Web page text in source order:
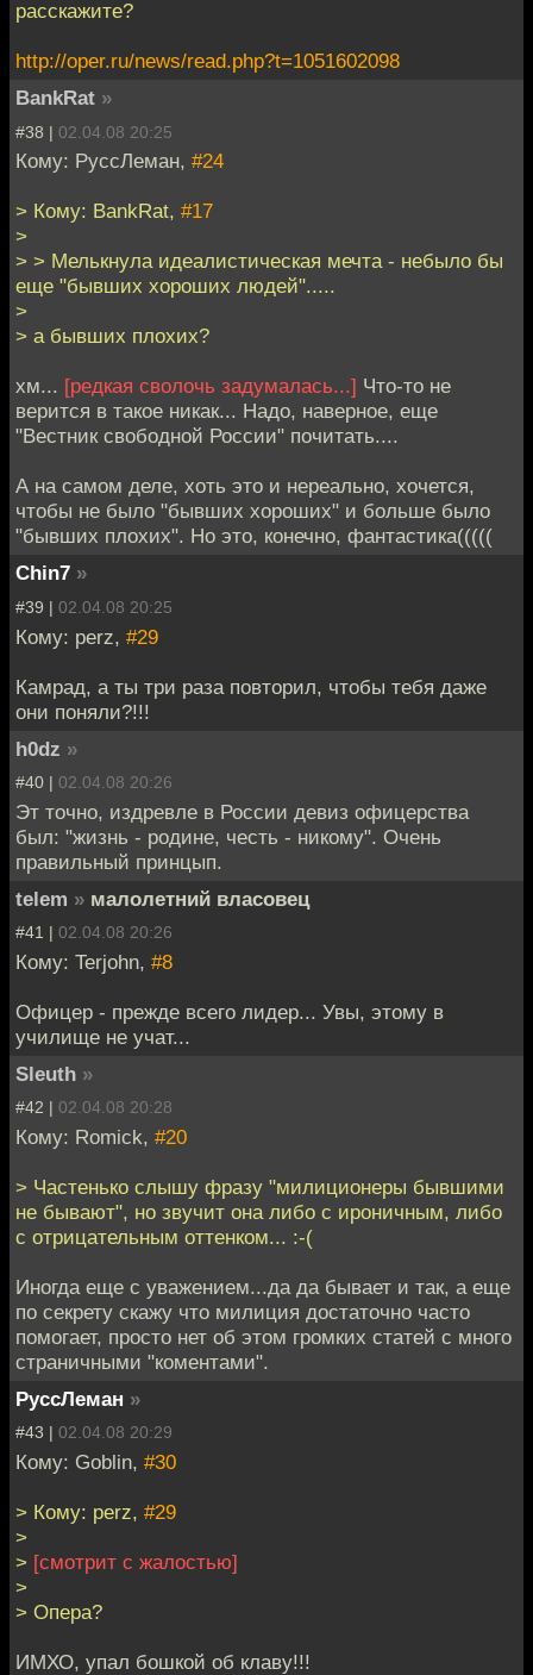
расскажите?
http://oper.ru/news/read.php?t=1051602098
BankRat »
#38 | 02.04.08 20:25
Кому: РуссЛеман, #24
> Кому: BankRat, #17
>
> > Мелькнула идеалистическая мечта - небыло бы
еще "бывших хороших людей".....
>
> а бывших плохих?
хм... [редкая сволочь задумалась...] Что-то не
верится в такое никак... Надо, наверное, еще
"Вестник свободной России" почитать....
А на самом деле, хоть это и нереально, хочется,
чтобы не было "бывших хороших" и больше было
"бывших плохих". Но это, конечно, фантастика(((((
Chin7 »
#39 | 02.04.08 20:25
Кому: perz, #29
Камрад, а ты три раза повторил, чтобы тебя даже
они поняли?!!!
h0dz »
#40 | 02.04.08 20:26
Эт точно, издревле в России девиз офицерства
был: "жизнь - родине, честь - никому". Очень
правильный принцып.
telem » малолетний власовец
#41 | 02.04.08 20:26
Кому: Terjohn, #8
Офицер - прежде всего лидер... Увы, этому в
училище не учат...
Sleuth »
#42 | 02.04.08 20:28
Кому: Romick, #20
> Частенько слышу фразу "милиционеры бывшими
не бывают", но звучит она либо с ироничным, либо
с отрицательным оттенком... :-(
Иногда еще с уважением...да да бывает и так, а еще
по секрету скажу что милиция достаточно часто
помогает, просто нет об этом громких статей с много
страничными "коментами".
РуссЛеман »
#43 | 02.04.08 20:29
Кому: Goblin, #30
> Кому: perz, #29
>
> [смотрит с жалостью]
>
> Опера?
ИМХО, упал бошкой об клаву!!!